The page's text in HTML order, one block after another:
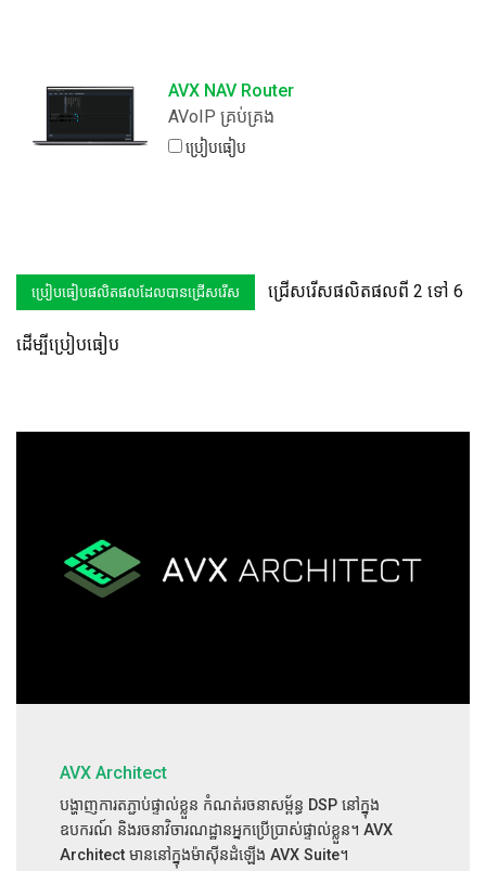
AVX NAV Router
AVoIP ​គ្រប់គ្រង
ប្រៀបធៀប
ជ្រើសរើសផលិតផលពី 2 ទៅ 6
ដើម្បីប្រៀបធៀប
AVX Architect
បង្ហាញការតភ្ជាប់ផ្ទាល់ខ្លួន កំណត់រចនាសម្ព័ន្ធ DSP នៅក្នុង
ឧបករណ៍ និងរចនាវិចារណដ្ឋានអ្នកប្រើប្រាស់ផ្ទាល់ខ្លួន។ AVX
Architect មាននៅក្នុងម៉ាស៊ីនដំឡើង AVX Suite។